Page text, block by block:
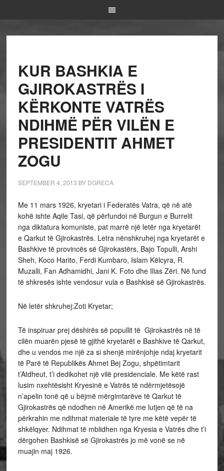
KUR BASHKIA E
GJIROKASTRËS I
KËRKONTE VATRËS
NDIHMË PËR VILËN E
PRESIDENTIT AHMET
ZOGU
SEPTEMBER 4, 2013 BY DGRECA
Me 11 mars 1926, kryetari i Federatës Vatra, që në atë
kohë ishte Aqile Tasi, që përfundoi në Burgun e Burrelit
nga diktatura komuniste, pat marrë një letër nga kryetarët
e Qarkut të Gjirokastrës. Letra nënshkruhej nga kryetarët e
Bashkive të provincës së Gjirokastërs, Bajo Topulli, Arshi
Sheh, Koco Harito, Ferdi Kumbaro, Islam Këlcyra, R.
Muzalli, Fan Adhamidhi, Jani K. Foto dhe Ilias Zëri. Në fund
të shkresës ishte vendosur vula e Bashkisë së Gjirokastrës.
Në letër shkruhej:Zoti Kryetar;
Të inspiruar prej dëshirës së popullit të Gjirokastrës në të
cilën muarën pjesë të gjithë kryetarët e Bashkive të Qarkut,
dhe u vendos me një za si shenjë mirënjohje ndaj kryetarit
të Parë të Republikës Ahmet Bej Zogu, shpëtimtarit
t’Atdheut, t’i dedikohet një vilë presidenciale. Me këtë rast
lusim nxehtësisht Kryesinë e Vatrës të ndërmjetësojë
n’apelin tonë që u bëjmë mërgimtarëve të Qarkut të
Gjirokastrës që ndodhen në Amerikë me lutjen që të na
përkrahin me ndihmat materiale të tyre me këtë vepër të
shkëlqyer. Ndihmat të mblidhen nga Kryesia e Vatrës dhe t’i
dërgohen Bashkisë së Gjirokastrës jo më vonë se në
muajin maj 1926.